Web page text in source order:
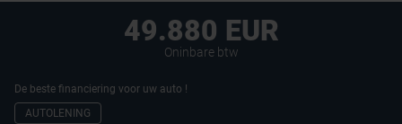
49.880 EUR
Oninbare btw
De beste financiering voor uw auto !
AUTOLENING